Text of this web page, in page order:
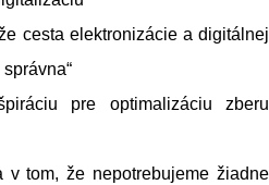
cesta elektronizácie a digitálnej
pre optimalizáciu zberu
v tom, že nepotrebujeme žiadne